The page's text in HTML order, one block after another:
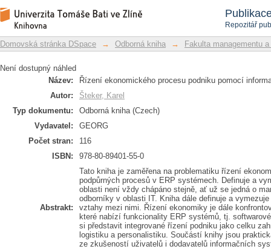
Repozitář
Řízení ekonomického procesu
Repozitář DSpace/Manakin
Domovská stránka DSpace → Odborná kniha → Fakulta managementu
Není dostupný náhled
Název:
Řízení ekonomického procesu podniku pomocí
Autor:
Šteker, Karel
Typ dokumentu:
Odborná kniha (Czech)
Vydavatel:
GEORG
Počet stran:
116
ISBN:
978-80-89401-55-0
Abstrakt:
Tato kniha je zaměřena na problematiku řízení
podpůrných procesů v ERP systémech. Definuje a
oblasti není vždy chápáno stejně, ať už se jedná o
odborníky v oblasti IT. Kniha dále definuje a
vztahy mezi nimi. Řízení ekonomiky je dále
které nabízí funkcionality ERP systémů, tj.
si představit integrované řízení podniku jako celku
logistiku a personalistiku. Součástí knihy jsou
ze zkušeností uživatelů i dodavatelů informačních